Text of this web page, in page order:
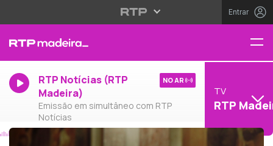
Entrar
RTP Notícias (RTP
Madeira)
Emissão em simultâneo com RTP
Notícias
NO AR
TV
RTP